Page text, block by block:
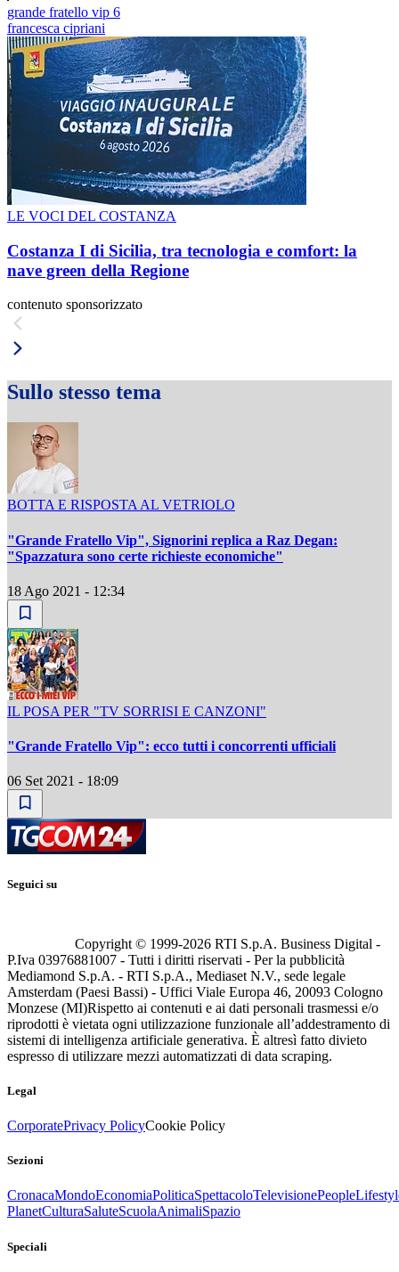
grande fratello vip 6
francesca cipriani
LE VOCI DEL COSTANZA
Costanza I di Sicilia, tra tecnologia e comfort: la
nave green della Regione
contenuto sponsorizzato
Sullo stesso tema
BOTTA E RISPOSTA AL VETRIOLO
"Grande Fratello Vip", Signorini replica a Raz Degan:
"Spazzatura sono certe richieste economiche"
18 Ago 2021 - 12:34
IL POSA PER "TV SORRISI E CANZONI"
"Grande Fratello Vip": ecco tutti i concorrenti ufficiali
06 Set 2021 - 18:09
Seguici su
Copyright © 1999-2026 RTI S.p.A. Business Digital -
P.Iva 03976881007 - Tutti i diritti riservati - Per la pubblicità
Mediamond S.p.A. - RTI S.p.A., Mediaset N.V., sede legale
Amsterdam (Paesi Bassi) - Uffici Viale Europa 46, 20093 Cologno
Monzese (MI)Rispetto ai contenuti e ai dati personali trasmessi e/o
riprodotti è vietata ogni utilizzazione funzionale all’addestramento di
sistemi di intelligenza artificiale generativa. È altresì fatto divieto
espresso di utilizzare mezzi automatizzati di data scraping.
Legal
CorporatePrivacy PolicyCookie Policy
Sezioni
CronacaMondoEconomiaPoliticaSpettacoloTelevisionePeople
PlanetCulturaSaluteScuolaAnimaliSpazio
Speciali